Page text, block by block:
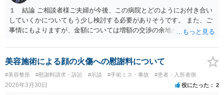
１ 結論 ご相談者様ご夫婦が今後、この病院とどのようにお付き合い
していくかについてもう少し検討する必要がありそうです。 また、ご
事情にもよりますが、金額については増額の交渉の余地がありそうで
への不信感や失望のお気持ちがあろうかと存じます。他方で、「今後
の採卵・培養・凍結工程で、今回関わった培養士を自分たちの治療に
関与させないよう求める」ご意向があるのであれば、今後この病院で
の不妊治療を継続するお考えがあるように思われます。仮に、今後も
この病院での不妊治療を継続するのであれば、解決の方法として訴訟
美容施術による顔の火傷への慰謝料について
#美容整形 #慰謝料請求・訴訟 #示談 #手術ミス・事故 #患者・入所者側
2026年3月30日 役にたった 2